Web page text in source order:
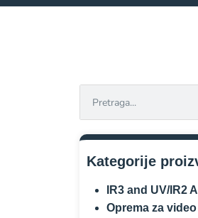
Kategorije
IR3 and UV/IR2
Oprema za